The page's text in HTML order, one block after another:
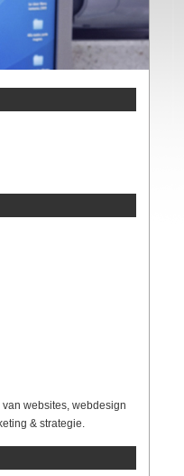
websites, webdesign
& strategie.